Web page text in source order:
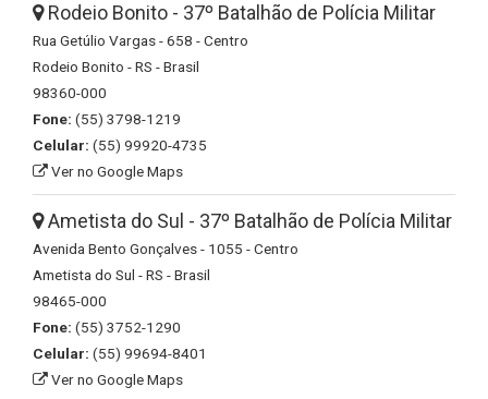
Rodeio Bonito - 37º Batalhão de Polícia Militar
Rua Getúlio Vargas - 658 - Centro
Rodeio Bonito - RS - Brasil
98360-000
Fone: (55) 3798-1219
Celular: (55) 99920-4735
Ver no Google Maps
Ametista do Sul - 37º Batalhão de Polícia Militar
Avenida Bento Gonçalves - 1055 - Centro
Ametista do Sul - RS - Brasil
98465-000
Fone: (55) 3752-1290
Celular: (55) 99694-8401
Ver no Google Maps